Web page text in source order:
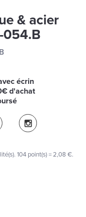
& acier
054.B
écrin
d'achat
. 104 point(s) =2,08 €.